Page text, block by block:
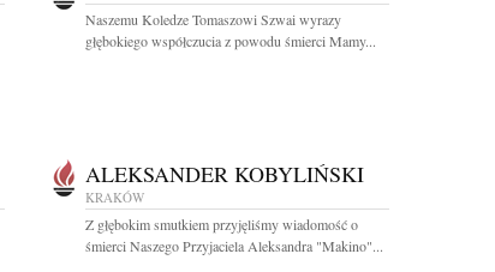
Naszemu Koledze Tomaszowi Szwai wyrazy
głębokiego współczucia z powodu śmierci Mamy...
ALEKSANDER KOBYLIŃSKI
KRAKÓW
Z głębokim smutkiem przyjęliśmy wiadomość o
śmierci Naszego Przyjaciela Aleksandra "Makino"...